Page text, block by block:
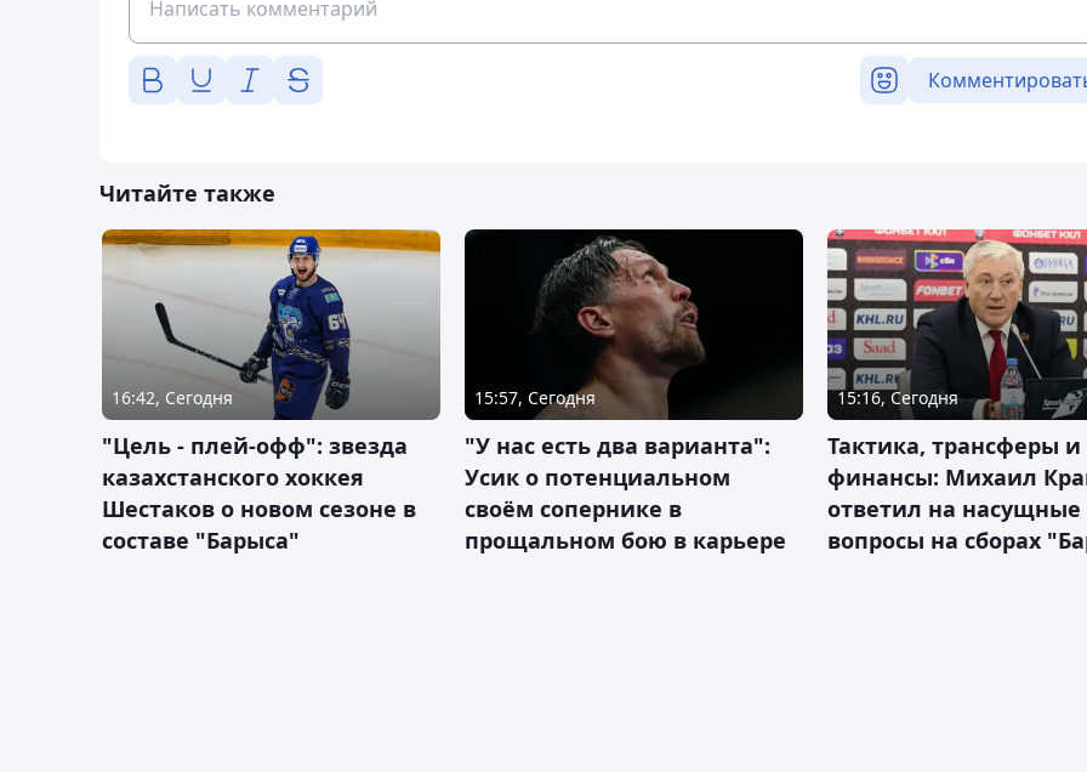
Читайте также
16:42, Сегодня
"Цель - плей-офф": звезда
казахстанского хоккея
Шестаков о новом сезоне в
составе "Барыса"
15:57, Сегодня
"У нас есть два варианта":
Усик о потенциальном
своём сопернике в
прощальном бою в карьере
15:16, Сегодня
Тактика, трансферы и
финансы: Михаил
ответил на насущные
вопросы на сборах